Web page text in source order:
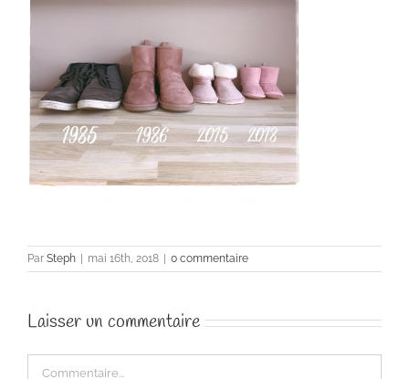
Par Steph | mai 16th, 2018 | 0 commentaire
Laisser un commentaire